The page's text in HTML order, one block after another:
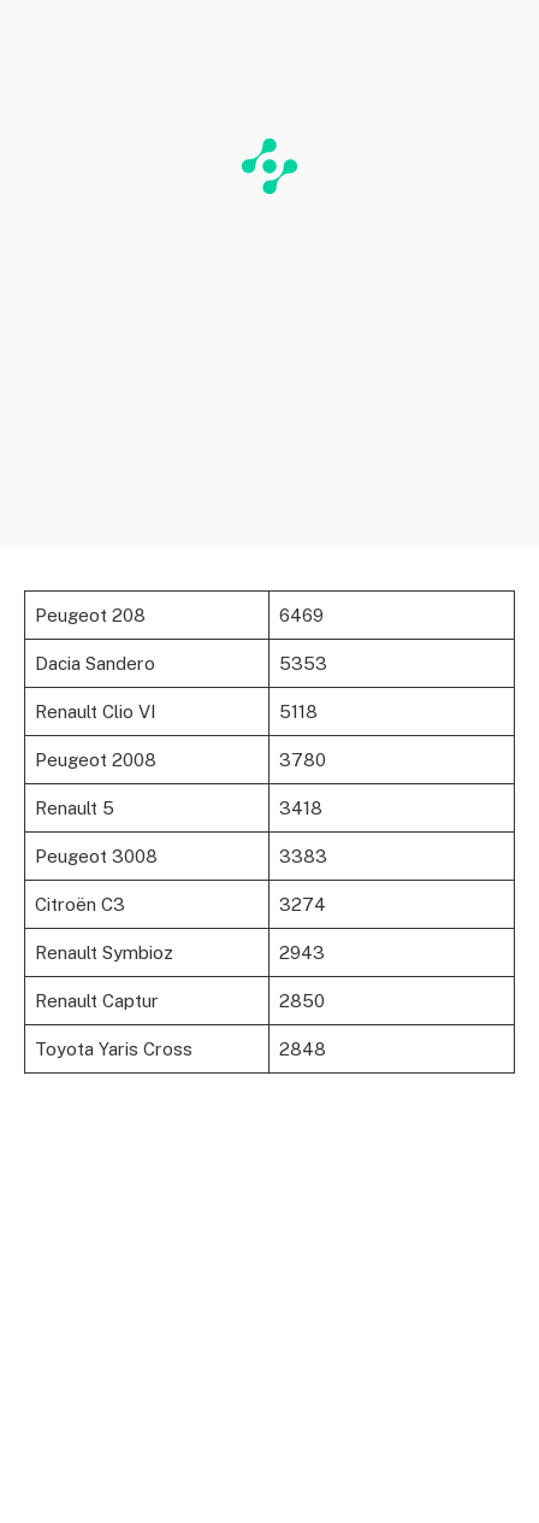
Peugeot 208 6469
Dacia Sandero 5353
Renault Clio VI 5118
Peugeot 2008 3780
Renault 5 3418
Peugeot 3008 3383
Citroën C3 3274
Renault Symbioz 2943
Renault Captur 2850
Toyota Yaris Cross 2848